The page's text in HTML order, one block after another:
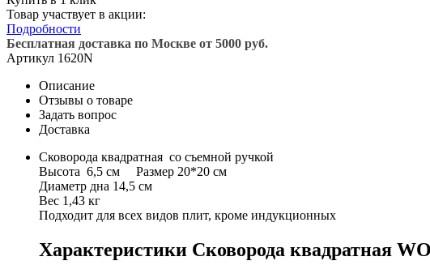
Товар участвует в акции:
Подробности
Бесплатная доставка по Москве от 5000 руб.
Артикул 1620N
Описание
Отзывы о товаре
Задать вопрос
Доставка
Cковорода квадратная со съемной ручкой
Высота 6,5 см Размер 20*20 см
Диаметр дна 14,5 см
Вес 1,43 кг
Подходит для всех видов плит, кроме индукционных
Характеристики Сковорода квадратная